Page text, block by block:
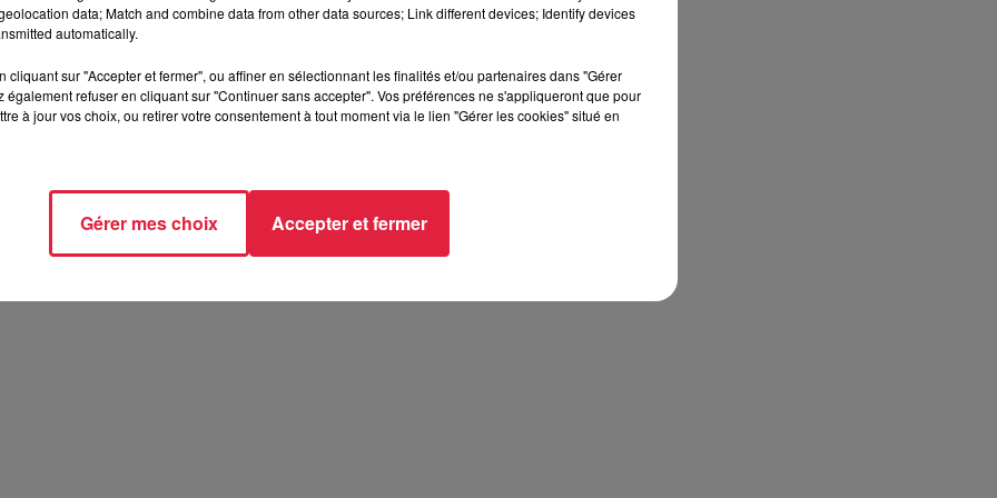
par les filles du ballet sous la houlette de
Sabrina
exécuter les figures artistiques. "Jambe verticale pliée", "jambe
s'est essayée à reproduire les principales figures de la
data; Match and combine data from other data sources; Link different devices; Identify devices
automatically.
cliquant sur "Accepter et fermer", ou affiner en sélectionnant les finalités et/ou partenaires dans "Gérer
également refuser en cliquant sur "Continuer sans accepter". Vos préférences ne s'appliqueront que pour
à jour vos choix, ou retirer votre consentement à tout moment via le lien "Gérer les cookies" situé en
Gérer mes choix Accepter et fermer